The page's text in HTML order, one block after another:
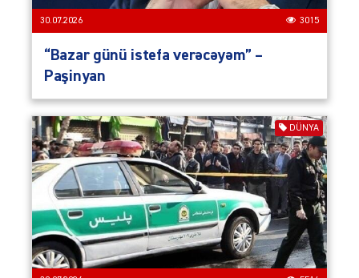
30.07.2026 3015
“Bazar günü istefa verəcəyəm” –
Paşinyan
DÜNYA